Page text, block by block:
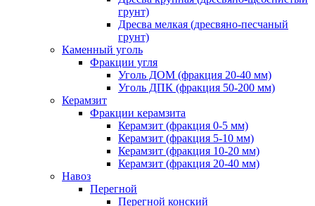
грунт)
Дресва мелкая (дресвяно-песчаный
грунт)
Каменный уголь
Фракции угля
Уголь ДОМ (фракция 20-40 мм)
Уголь ДПК (фракция 50-200 мм)
Керамзит
Фракции керамзита
Керамзит (фракция 0-5 мм)
Керамзит (фракция 5-10 мм)
Керамзит (фракция 10-20 мм)
Керамзит (фракция 20-40 мм)
Навоз
Перегной
Перегной конский